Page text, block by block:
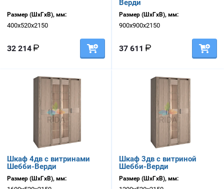
Размер (ШхГхВ), мм:
400х520х2150
32 214
Верди
Размер (ШхГхВ), мм:
900х900х2150
37 611
Шкаф 4дв с витринами
Шебби-Верди
Размер (ШхГхВ), мм:
Шкаф 3дв с витриной
Шебби-Верди
Размер (ШхГхВ), мм: